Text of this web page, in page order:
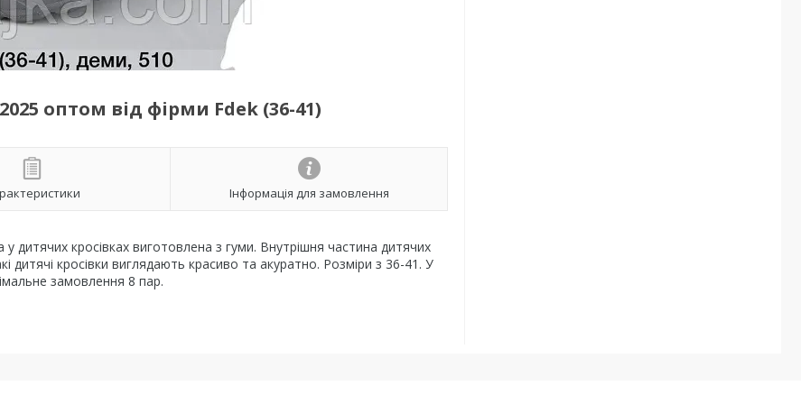
оптом від фірми Fdek (36-41)
Інформація для замовлення
дитячих кросівках виготовлена ​​з гуми. Внутрішня частина дитячих
дитячі кросівки виглядають красиво та акуратно. Розміри з 36-41. У
замовлення 8 пар.